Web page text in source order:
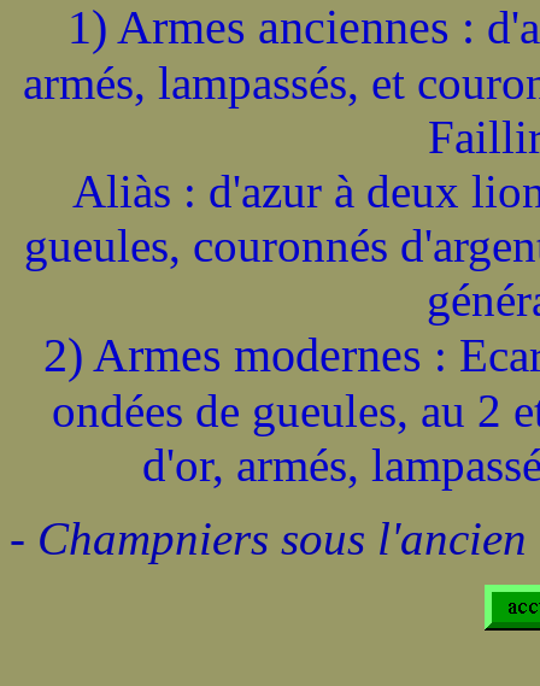
1) Armes anciennes :
armés, lampassés, et
Aliàs : d'azur à deux
gueules, couronnés
2) Armes modernes :
ondées de gueules, au 2
d'or, armés,
- Champniers sous